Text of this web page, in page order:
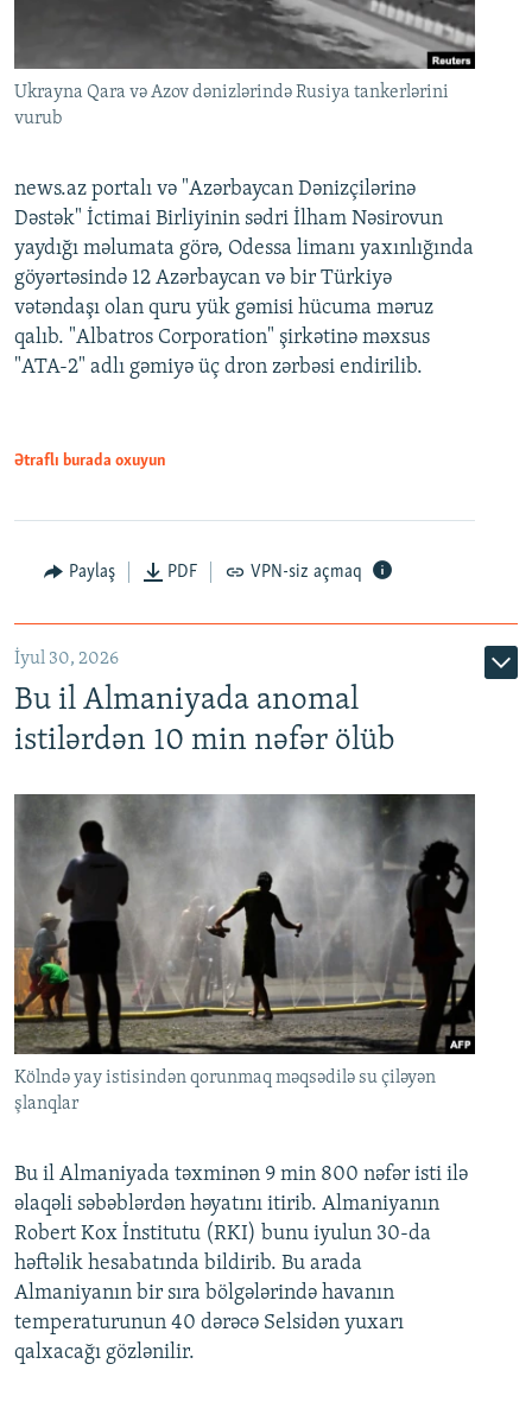
Ukrayna Qara və Azov dənizlərində Rusiya tankerlərini
vurub
news.az portalı və "Azərbaycan Dənizçilərinə
Dəstək" İctimai Birliyinin sədri İlham Nəsirovun
yaydığı məlumata görə, Odessa limanı yaxınlığında
göyərtəsində 12 Azərbaycan və bir Türkiyə
vətəndaşı olan quru yük gəmisi hücuma məruz
qalıb. "Albatros Corporation" şirkətinə məxsus
"ATA-2" adlı gəmiyə üç dron zərbəsi endirilib.
Ətraflı burada oxuyun
Paylaş PDF VPN-siz açmaq
İyul 30, 2026
Bu il Almaniyada anomal
istilərdən 10 min nəfər ölüb
Kölndə yay istisindən qorunmaq məqsədilə su çiləyən
şlanqlar
Bu il Almaniyada təxminən 9 min 800 nəfər isti ilə
əlaqəli səbəblərdən həyatını itirib. Almaniyanın
Robert Kox İnstitutu (RKI) bunu iyulun 30-da
həftəlik hesabatında bildirib. Bu arada
Almaniyanın bir sıra bölgələrində havanın
temperaturunun 40 dərəcə Selsidən yuxarı
qalxacağı gözlənilir.